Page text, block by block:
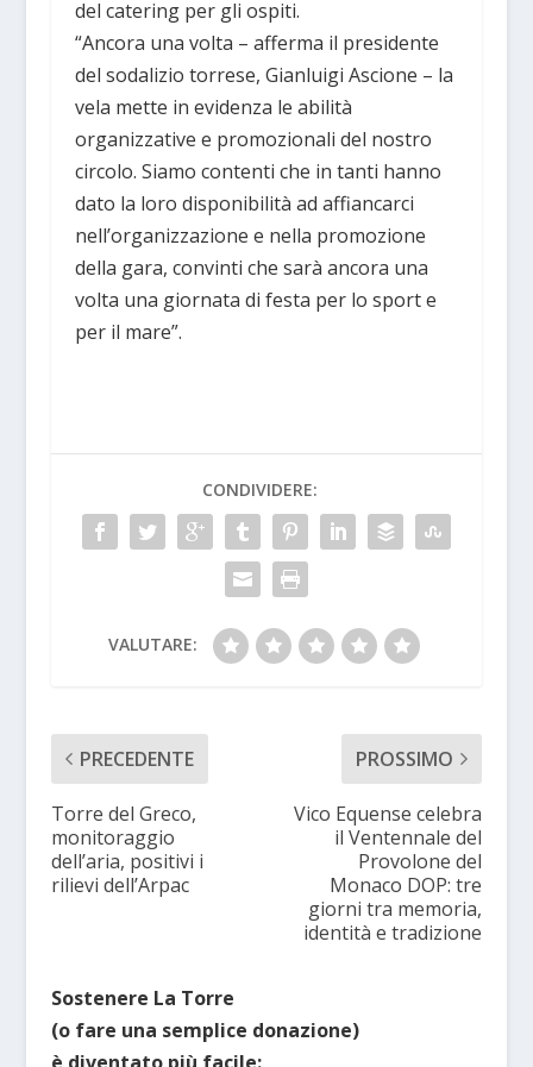
del catering per gli ospiti.
“Ancora una volta – afferma il presidente
del sodalizio torrese, Gianluigi Ascione – la
vela mette in evidenza le abilità
organizzative e promozionali del nostro
circolo. Siamo contenti che in tanti hanno
dato la loro disponibilità ad affiancarci
nell’organizzazione e nella promozione
della gara, convinti che sarà ancora una
volta una giornata di festa per lo sport e
per il mare”.
CONDIVIDERE:
VALUTARE:
PRECEDENTE
Torre del Greco,
monitoraggio
dell’aria, positivi i
rilievi dell’Arpac
PROSSIMO
Vico Equense celebra
il Ventennale del
Provolone del
Monaco DOP: tre
giorni tra memoria,
identità e tradizione
Sostenere La Torre
(o fare una semplice donazione)